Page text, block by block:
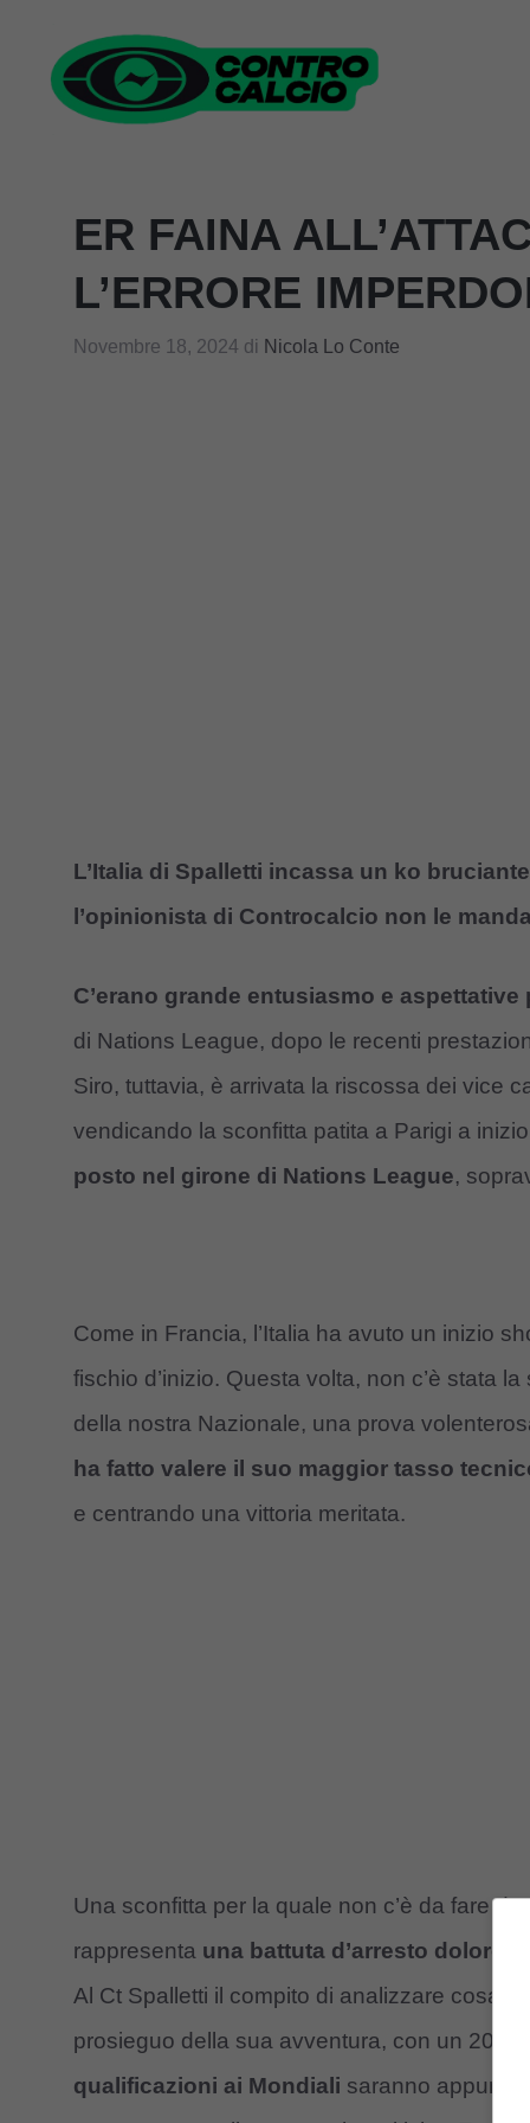
contenuto
ER FAINA
L’ERRORE
Novembre 18, 2024 di Nicola Lo Conte
L’Italia di Spalletti incassa un ko
l’opinionista di Controcalcio non le
C’erano grande entusiasmo e aspettative
di Nations League, dopo le recenti
Siro, tuttavia, è arrivata la riscossa dei vice
vendicando la sconfitta patita a Parigi a
posto nel girone di Nations League,
Come in Francia, l’Italia ha avuto un inizio
fischio d’inizio. Questa volta, non c’è stata
della nostra Nazionale, una prova
ha fatto valere il suo maggior tasso
e centrando una vittoria meritata.
Una sconfitta per la quale non c’è da fare
rappresenta una battuta d’arresto
Al Ct Spalletti il compito di analizzare cosa
prosieguo della sua avventura, con un
qualificazioni ai Mondiali saranno